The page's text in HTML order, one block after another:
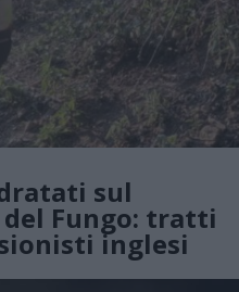
sul
del Fungo: tratti
inglesi